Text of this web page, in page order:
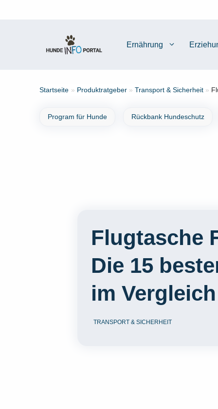
Ernährung
Startseite » Produktratgeber » Transport & Sicherheit »
Program für Hunde Rückbank Hundeschutz
Flugtasche
Die 15
im Vergleich
TRANSPORT & SICHERHEIT